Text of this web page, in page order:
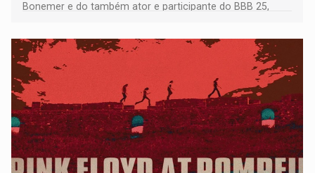
Bonemer e do também ator e participante do BBB 25,